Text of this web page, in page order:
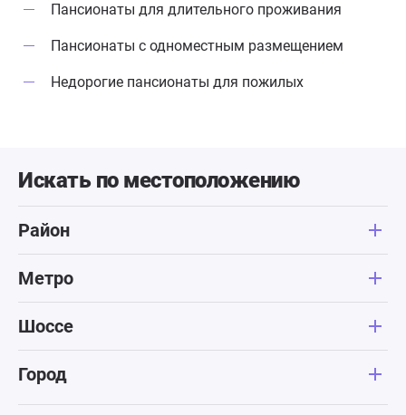
Пансионаты для длительного проживания
Пансионаты с одноместным размещением
Недорогие пансионаты для пожилых
Искать по местоположению
Район
Метро
Шоссе
Город